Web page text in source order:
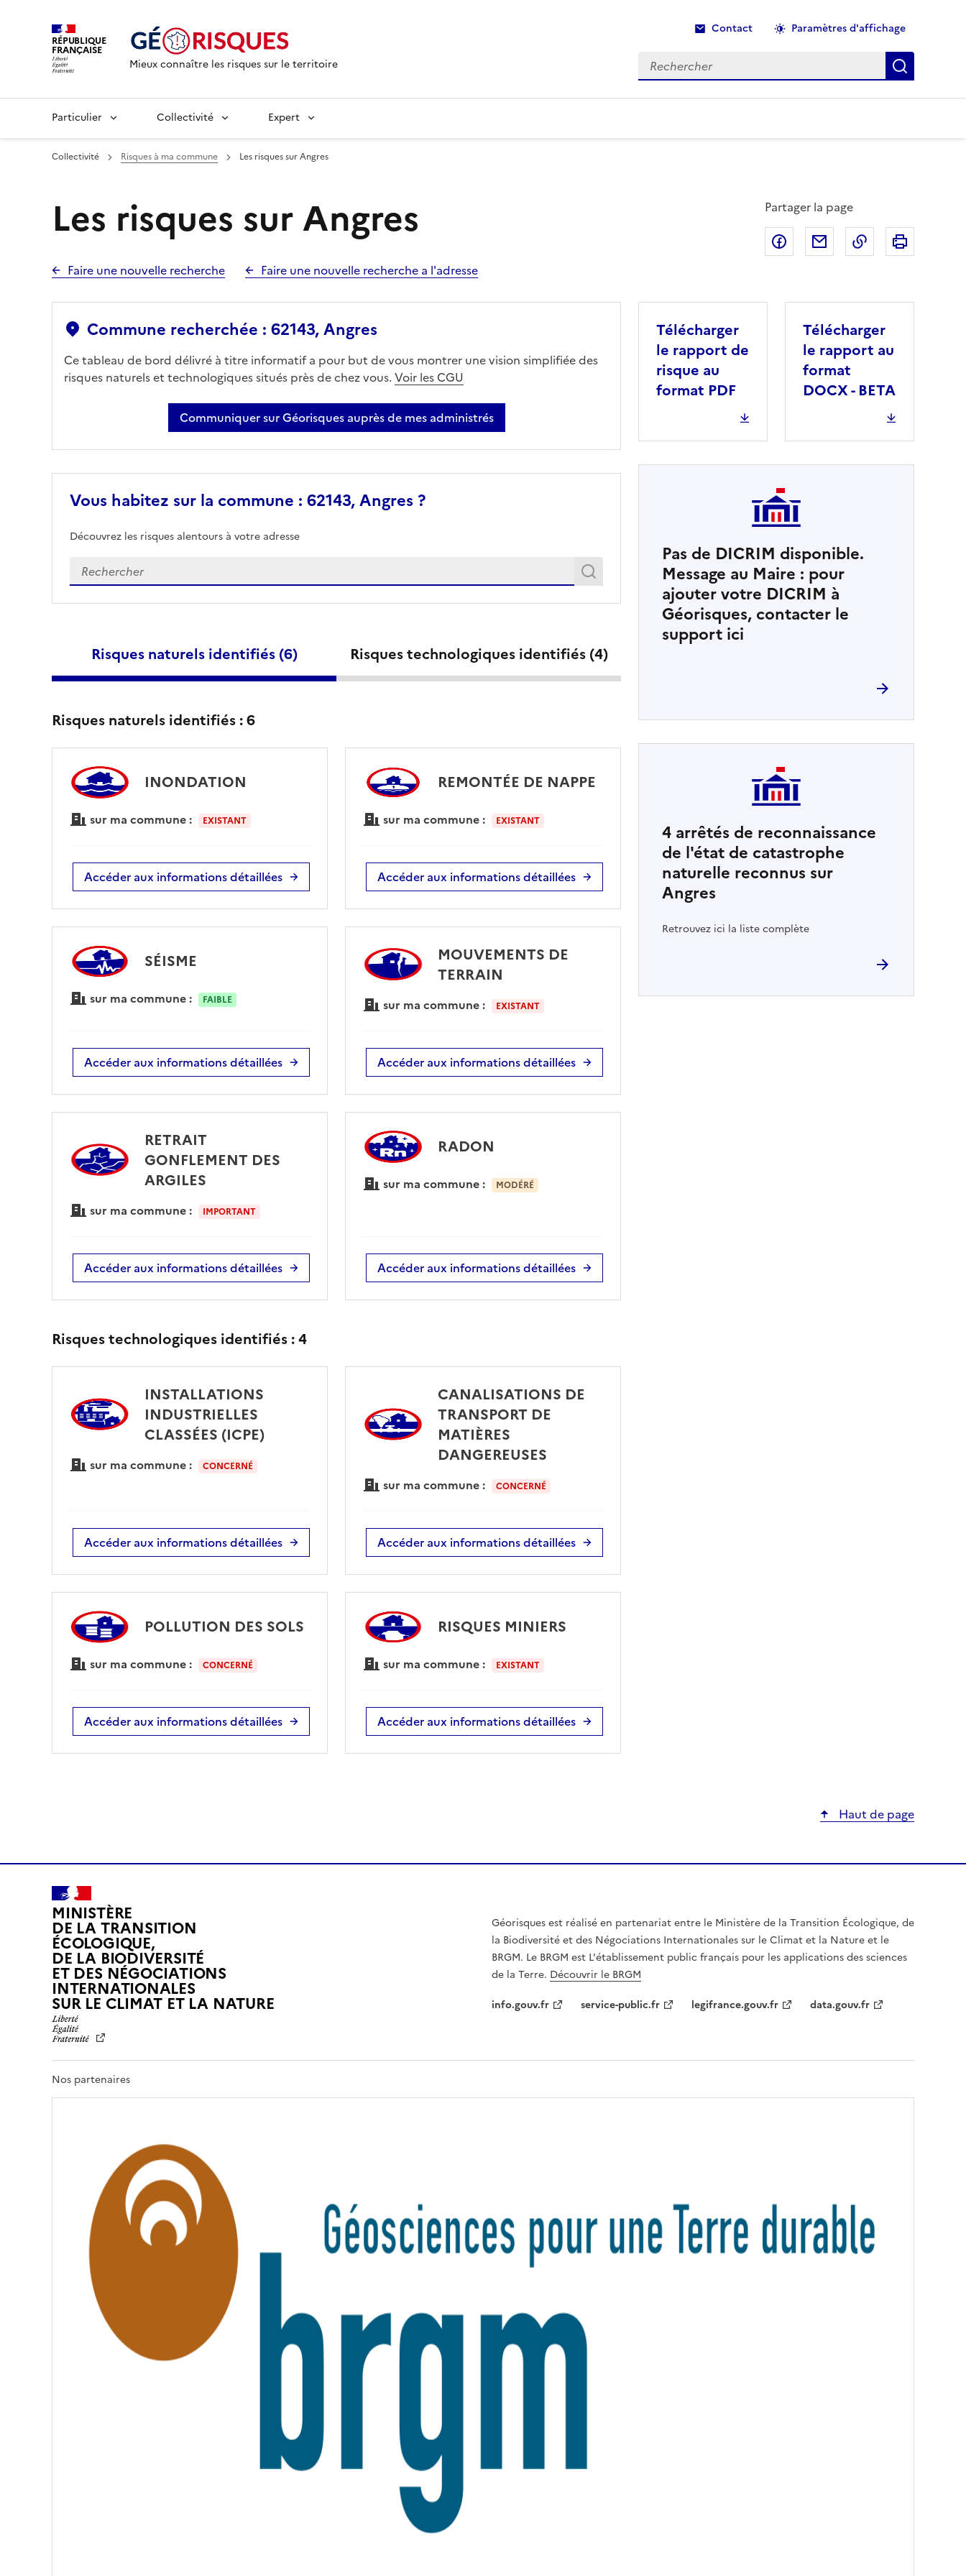
RÉPUBLIQUE
FRANÇAISE
Mieux connaître les risques sur le territoire
Contact Paramètres d'affichage
Rechercher Recherche
Particulier Collectivité Expert
Collectivité Risques à ma commune Les risques sur Angres
Les risques sur Angres
Faire une nouvelle recherche Faire une nouvelle recherche a l'adresse
Partager la page
Partager sur Facebook
Partager par email
Copier dans le
Commune recherchée : 62143, Angres
Ce tableau de bord délivré à titre informatif a pour but de vous montrer une vision simplifiée des
risques naturels et technologiques situés près de chez vous. Voir les CGU
Communiquer sur Géorisques auprès de mes administrés
Vous habitez sur la commune : 62143, Angres ?
Découvrez les risques alentours à votre adresse
Veuillez renseigner votre adresse exacte Rechercher
Recherche
Risques naturels identifiés (6) Risques technologiques identifiés (4)
Risques naturels identifiés :6
INONDATION
sur ma commune : EXISTANT
Accéder aux informations détaillées
REMONTÉE DE NAPPE
sur ma commune : EXISTANT
Accéder aux informations détaillées
SÉISME
sur ma commune : FAIBLE
Accéder aux informations détaillées
MOUVEMENTS DE
TERRAIN
sur ma commune : EXISTANT
Accéder aux informations détaillées
RETRAIT
GONFLEMENT DES
ARGILES
sur ma commune : IMPORTANT
Accéder aux informations détaillées
RADON
sur ma commune : MODÉRÉ
Accéder aux informations détaillées
Risques technologiques identifiés :4
INSTALLATIONS
INDUSTRIELLES
CLASSÉES (ICPE)
sur ma commune : CONCERNÉ
Accéder aux informations détaillées
CANALISATIONS DE
TRANSPORT DE
MATIÈRES
DANGEREUSES
sur ma commune : CONCERNÉ
Accéder aux informations détaillées
POLLUTION DES SOLS
sur ma commune : CONCERNÉ
Accéder aux informations détaillées
RISQUES MINIERS
sur ma commune : EXISTANT
Accéder aux informations détaillées
Télécharger
le rapport de
risque au
format PDF
Télécharger
le rapport au
format
DOCX - BETA
Pas de DICRIM disponible.
Message au Maire : pour
ajouter votre DICRIM à
Géorisques, contacter le
support ici
4 arrêtés de reconnaissance
de l'état de catastrophe
naturelle reconnus sur
Angres
Retrouvez ici la liste complète
Haut de page
MINISTÈRE
DE LA TRANSITION
ÉCOLOGIQUE,
DE LA BIODIVERSITÉ
ET DES NÉGOCIATIONS
INTERNATIONALES
SUR LE CLIMAT ET LA NATUREL
R
É
R
R
N
T
Géorisques est réalisé en partenariat entre le Ministère de la Transition Écologique, de
la Biodiversité et des Négociations Internationales sur le Climat et la Nature et le
BRGM. Le BRGM est L'établissement public français pour les applications des sciences
de la Terre. Découvrir le BRGM
info.gouv.fr
service-public.fr legifrance.gouv.fr data.gouv.fr
Nos partenaires